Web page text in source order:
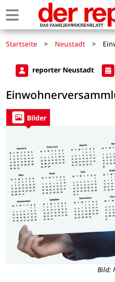
Startseite > Neustadt >
reporter Neustadt
Bilder
Bild: